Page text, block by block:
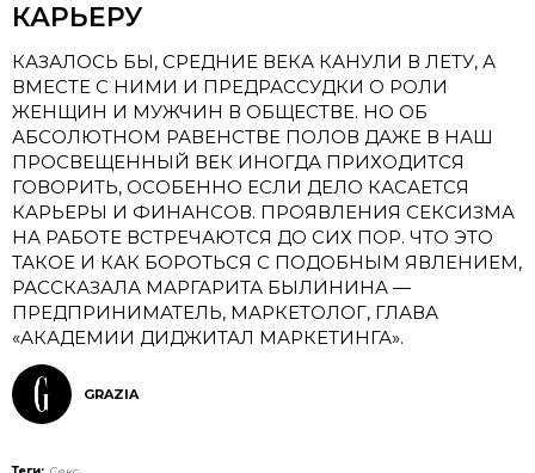
КАРЬЕРУ
КАЗАЛОСЬ БЫ, СРЕДНИЕ ВЕКА КАНУЛИ В ЛЕТУ, А
ВМЕСТЕ С НИМИ И ПРЕДРАССУДКИ О РОЛИ
ЖЕНЩИН И МУЖЧИН В ОБЩЕСТВЕ. НО ОБ
АБСОЛЮТНОМ РАВЕНСТВЕ ПОЛОВ ДАЖЕ В НАШ
ПРОСВЕЩЕННЫЙ ВЕК ИНОГДА ПРИХОДИТСЯ
ГОВОРИТЬ, ОСОБЕННО ЕСЛИ ДЕЛО КАСАЕТСЯ
КАРЬЕРЫ И ФИНАНСОВ. ПРОЯВЛЕНИЯ СЕКСИЗМА
НА РАБОТЕ ВСТРЕЧАЮТСЯ ДО СИХ ПОР. ЧТО ЭТО
ТАКОЕ И КАК БОРОТЬСЯ С ПОДОБНЫМ ЯВЛЕНИЕМ,
РАССКАЗАЛА МАРГАРИТА БЫЛИНИНА —
ПРЕДПРИНИМАТЕЛЬ, МАРКЕТОЛОГ, ГЛАВА
«АКАДЕМИИ ДИДЖИТАЛ МАРКЕТИНГА».
GRAZIA